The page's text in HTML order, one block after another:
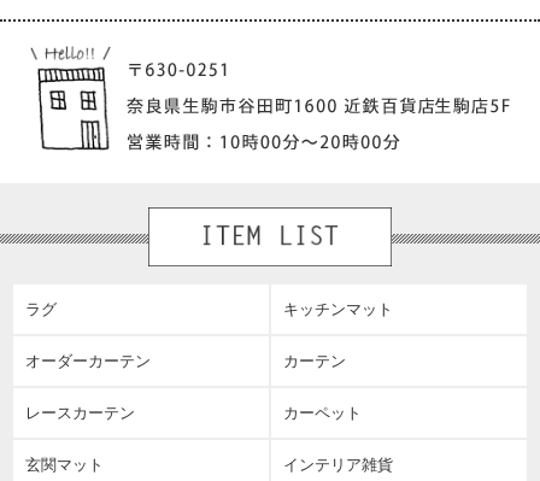
ラグ キッチンマット
オーダーカーテン カーテン
レースカーテン カーペット
玄関マット インテリア雑貨